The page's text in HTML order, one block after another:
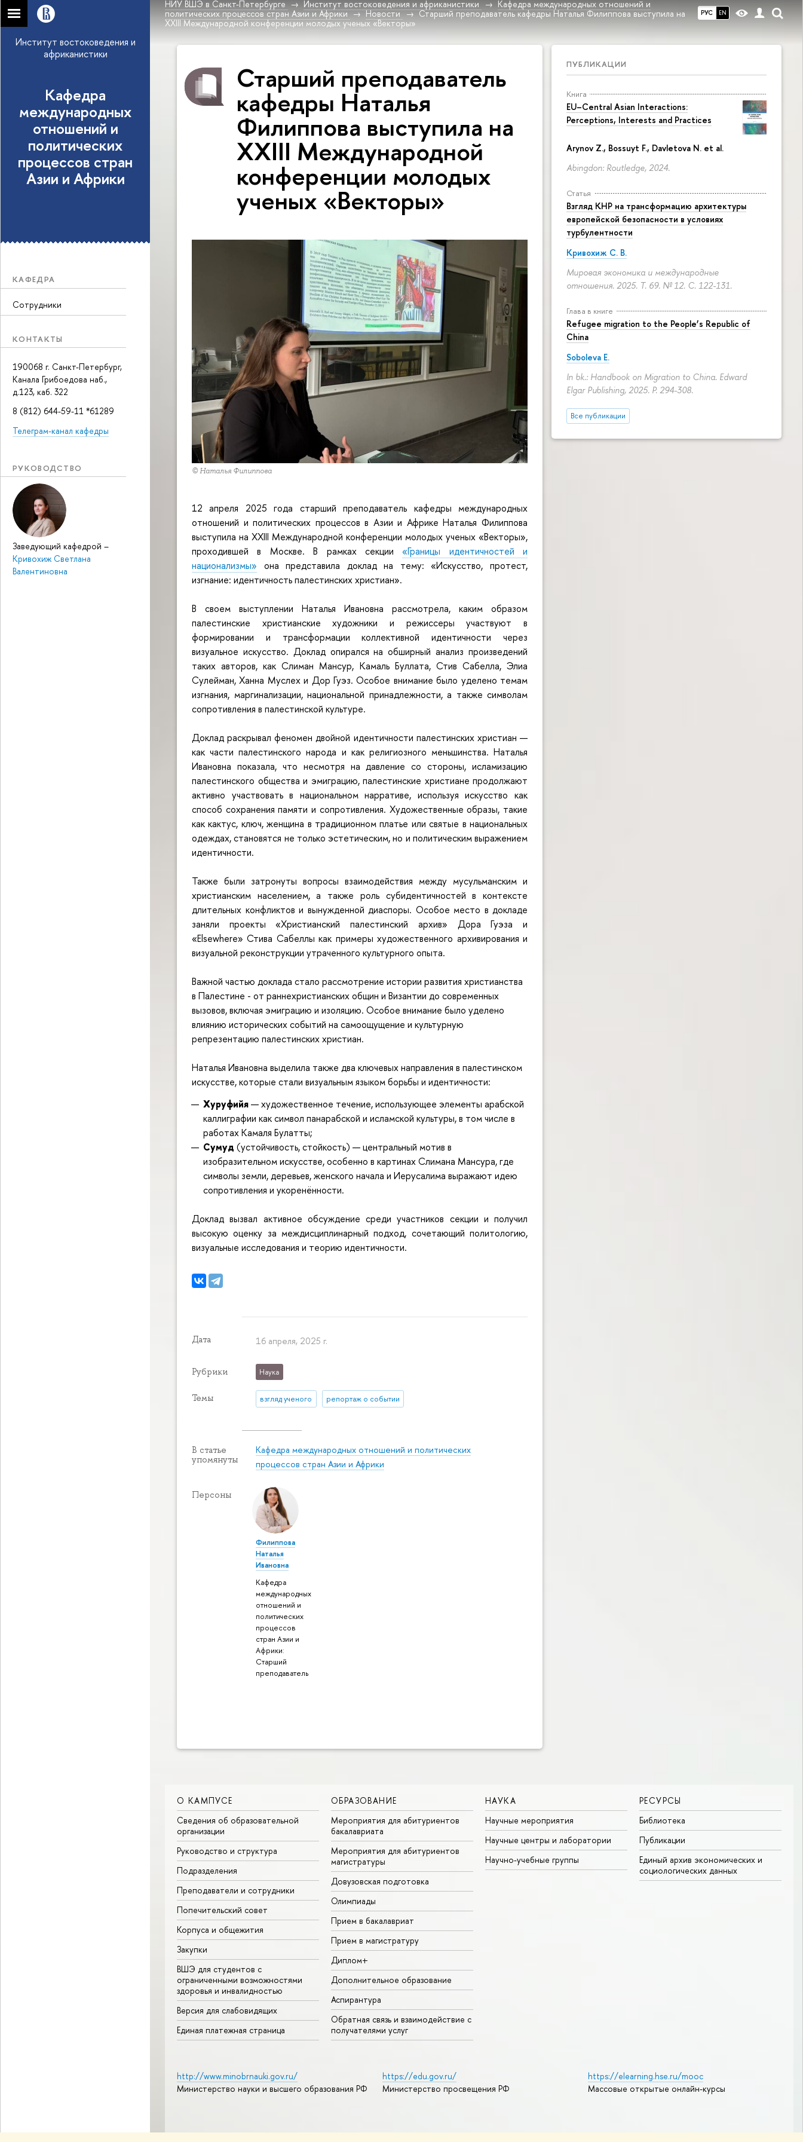
РУС EN
НИУ ВШЭ в Санкт-Петербурге Институт востоковедения и африканистики
Кафедра международных отношений и
политических процессов стран Азии и Африки
Новости
Старший преподаватель кафедры Наталья Филиппова выступила на
XXIII Международной конференции молодых ученых «Векторы»
Институт востоковедения и
африканистики
Кафедра
международных
отношений и
политических
процессов стран
Азии и Африки
КАФЕДРА
Сотрудники
КОНТАКТЫ
190068 г. Санкт-Петербург,
Канала Грибоедова наб.,
д.123, каб. 322
8 (812) 644-59-11 *61289
Телеграм-канал кафедры
РУКОВОДСТВО
Заведующий кафедрой –
Кривохиж Светлана
Валентиновна
ПУБЛИКАЦИИ
Книга
EU–Central Asian Interactions:
Perceptions, Interests and Practices
Arynov Z., Bossuyt F., Davletova N. et al.
Abingdon: Routledge, 2024.
Статья
Взгляд КНР на трансформацию архитектуры
европейской безопасности в условиях
турбулентности
Кривохиж С. В.
Мировая экономика и международные
отношения. 2025. Т. 69. № 12. С. 122-131.
Глава в книге
Refugee migration to the People’s Republic of
China
Soboleva E.
In bk.: Handbook on Migration to China. Edward
Elgar Publishing, 2025. P. 294-308.
Все публикации
Старший преподаватель
кафедры Наталья
Филиппова выступила на
XXIII Международной
конференции молодых
ученых «Векторы»
© Наталья Филиппова
12 апреля 2025 года старший преподаватель кафедры международных
отношений и политических процессов в Азии и Африке Наталья Филиппова
выступила на XXIII Международной конференции молодых ученых «Векторы»,
проходившей в Москве. В рамках секции«Границы идентичностей и
национализмы» она представила доклад на тему: «Искусство, протест,
изгнание: идентичность палестинских христиан».
В своем выступлении Наталья Ивановна рассмотрела, каким образом
палестинские христианские художники и режиссеры участвуют в
формировании и трансформации коллективной идентичности через
визуальное искусство. Доклад опирался на обширный анализ произведений
таких авторов, как Слиман Мансур, Камаль Буллата, Стив Сабелла, Элиа
Сулейман, Ханна Муслех и Дор Гуэз. Особое внимание было уделено темам
изгнания, маргинализации, национальной принадлежности, а также символам
сопротивления в палестинской культуре.
Доклад раскрывал феномен двойной идентичности палестинских христиан —
как части палестинского народа и как религиозного меньшинства. Наталья
Ивановна показала, что несмотря на давление со стороны, исламизацию
палестинского общества и эмиграцию, палестинские христиане продолжают
активно участвовать в национальном нарративе, используя искусство как
способ сохранения памяти и сопротивления. Художественные образы, такие
как кактус, ключ, женщина в традиционном платье или святые в национальных
одеждах, становятся не только эстетическим, но и политическим выражением
идентичности.
Также были затронуты вопросы взаимодействия между мусульманским и
христианским населением, а также роль субидентичностей в контексте
длительных конфликтов и вынужденной диаспоры. Особое место в докладе
заняли проекты «Христианский палестинский архив» Дора Гуэза и
«Elsewhere» Стива Сабеллы как примеры художественного архивирования и
визуальной реконструкции утраченного культурного опыта.
Важной частью доклада стало рассмотрение истории развития христианства
в Палестине - от раннехристианских общин и Византии до современных
вызовов, включая эмиграцию и изоляцию. Особое внимание было уделено
влиянию исторических событий на самоощущение и культурную
репрезентацию палестинских христиан.
Наталья Ивановна выделила также два ключевых направления в палестинском
искусстве, которые стали визуальным языком борьбы и идентичности:
Хуруфийя— художественное течение, использующее элементы арабской
каллиграфии как символ панарабской и исламской культуры, в том числе в
работах Камаля Булатты;
Сумуд (устойчивость, стойкость) — центральный мотив в
изобразительном искусстве, особенно в картинах Слимана Мансура, где
символы земли, деревьев, женского начала и Иерусалима выражают идею
сопротивления и укоренённости.
Доклад вызвал активное обсуждение среди участников секции и получил
высокую оценку за междисциплинарный подход, сочетающий политологию,
визуальные исследования и теорию идентичности.
Дата 16 апреля, 2025 г.
Рубрики Наука
Темы взгляд ученого репортаж о событии
В статье
упомянуты
Кафедра международных отношений и политических
процессов стран Азии и Африки
Персоны
Филиппова
Наталья
Ивановна
Кафедра
международных
отношений и
политических
процессов
стран Азии и
Африки:
Старший
преподаватель
О КАМПУСЕ
Сведения об образовательной
организации
Руководство и структура
Подразделения
Преподаватели и сотрудники
Попечительский совет
Корпуса и общежития
Закупки
ВШЭ для студентов с
ограниченными возможностями
здоровья и инвалидностью
Версия для слабовидящих
Единая платежная страница
ОБРАЗОВАНИЕ
Мероприятия для абитуриентов
бакалавриата
Мероприятия для абитуриентов
магистратуры
Довузовская подготовка
Олимпиады
Прием в бакалавриат
Прием в магистратуру
Диплом+
Дополнительное образование
Аспирантура
Обратная связь и взаимодействие с
получателями услуг
НАУКА
Научные мероприятия
Научные центры и лаборатории
Научно-учебные группы
РЕСУРСЫ
Библиотека
Публикации
Единый архив экономических и
социологических данных
http://www.minobrnauki.gov.ru/
Министерство науки и высшего образования РФ
https://edu.gov.ru/
Министерство просвещения РФ
https://elearning.hse.ru/mooc
Массовые открытые онлайн-курсы